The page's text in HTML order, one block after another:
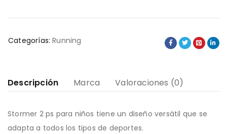
Categorías: Running
Descripción Marca Valoraciones (0)
Stormer 2 ps para niños tiene un diseño versátil que se
adapta a todos los tipos de deportes.